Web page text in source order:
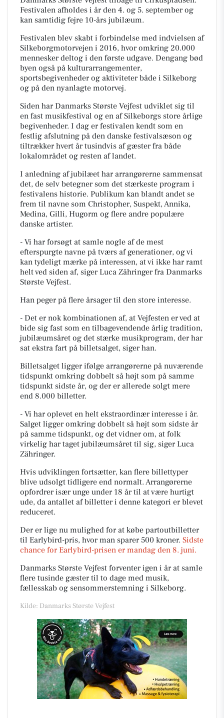
Festivalen afholdes i år den 4. og 5. september og
kan samtidig fejre 10-års jubilæum.
Festivalen blev skabt i forbindelse med indvielsen af
Silkeborgmotorvejen i 2016, hvor omkring 20.000
mennesker deltog i den første udgave. Dengang bød
byen også på kulturarrangementer,
sportsbegivenheder og aktiviteter både i Silkeborg
og på den nyanlagte motorvej.
Siden har Danmarks Største Vejfest udviklet sig til
en fast musikfestival og en af Silkeborgs store årlige
begivenheder. I dag er festivalen kendt som en
festlig afslutning på den danske festivalsæson og
tiltrækker hvert år tusindvis af gæster fra både
lokalområdet og resten af landet.
I anledning af jubilæet har arrangørerne sammensat
det, de selv betegner som det stærkeste program i
festivalens historie. Publikum kan blandt andet se
frem til navne som Christopher, Suspekt, Annika,
Medina, Gilli, Hugorm og flere andre populære
danske artister.
- Vi har forsøgt at samle nogle af de mest
efterspurgte navne på tværs af generationer, og vi
kan tydeligt mærke på interessen, at vi ikke har ramt
helt ved siden af, siger Luca Zähringer fra Danmarks
Største Vejfest.
Han peger på flere årsager til den store interesse.
- Det er nok kombinationen af, at Vejfesten er ved at
bide sig fast som en tilbagevendende årlig tradition,
jubilæumsåret og det stærke musikprogram, der har
sat ekstra fart på billetsalget, siger han.
Billetsalget ligger ifølge arrangørerne på nuværende
tidspunkt omkring dobbelt så højt som på samme
tidspunkt sidste år, og der er allerede solgt mere
end 8.000 billetter.
- Vi har oplevet en helt ekstraordinær interesse i år.
Salget ligger omkring dobbelt så højt som sidste år
på samme tidspunkt, og det vidner om, at folk
virkelig har taget jubilæumsåret til sig, siger Luca
Zähringer.
Hvis udviklingen fortsætter, kan flere billettyper
blive udsolgt tidligere end normalt. Arrangørerne
opfordrer især unge under 18 år til at være hurtigt
ude, da antallet af billetter i denne kategori er blevet
reduceret.
Der er lige nu mulighed for at købe partoutbilletter
til Earlybird-pris, hvor man sparer 500 kroner. Sidste
chance for Earlybird-prisen er mandag den 8. juni.
Danmarks Største Vejfest forventer igen i år at samle
flere tusinde gæster til to dage med musik,
fællesskab og sensommerstemning i Silkeborg.
Kilde: Danmarks Største Vejfest